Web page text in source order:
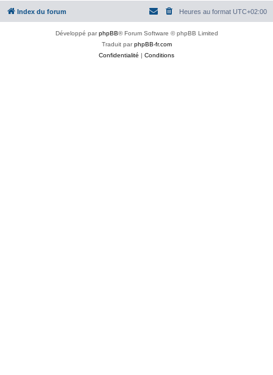
Index du forum Heures au format UTC+02:00
Développé parphpBB® Forum Software © phpBB Limited
Traduit parphpBB-fr.com
Confidentialité | Conditions